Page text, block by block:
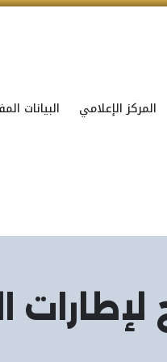
المركز الإعلامي البيانات
لإطارات